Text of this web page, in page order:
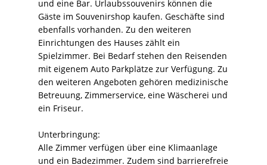
und eine Bar. Urlaubssouvenirs können die
Gäste im Souvenirshop kaufen. Geschäfte sind
ebenfalls vorhanden. Zu den weiteren
Einrichtungen des Hauses zählt ein
Spielzimmer. Bei Bedarf stehen den Reisenden
mit eigenem Auto Parkplätze zur Verfügung. Zu
den weiteren Angeboten gehören medizinische
Betreuung, Zimmerservice, eine Wäscherei und
ein Friseur.
Unterbringung:
Alle Zimmer verfügen über eine Klimaanlage
und ein Badezimmer. Zudem sind barrierefreie